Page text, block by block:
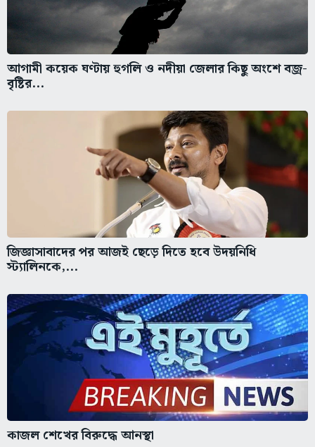
আগামী কয়েক ঘণ্টায় হুগলি ও নদীয়া জেলার কিছু অংশে বজ্র-
বৃষ্টির...
জিজ্ঞাসাবাদের পর আজই ছেড়ে দিতে হবে উদয়নিধি
স্ট্যালিনকে,...
কাজল শেখের বিরুদ্ধে আনস্থা